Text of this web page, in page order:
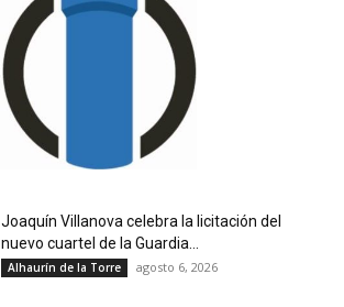
Joaquín Villanova celebra la licitación del
nuevo cuartel de la Guardia...
Alhaurín de la Torre agosto 6, 2026